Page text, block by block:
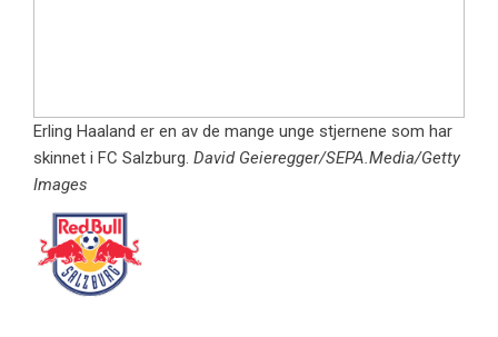
Erling Haaland er en av de mange unge stjernene som har
skinnet i FC Salzburg. David Geieregger/SEPA.Media/Getty
Images